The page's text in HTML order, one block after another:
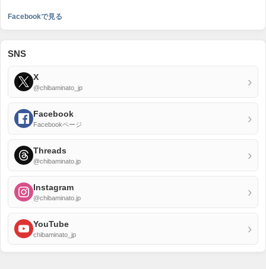
Facebookで見る
SNS
X
@chibaminato_jp ›
Facebook
Facebookページ ›
Threads
@chibaminato.jp ›
Instagram
@chibaminato.jp ›
YouTube
chibaminato_jp ›